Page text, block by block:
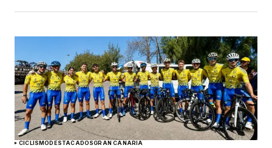
CICLISMODESTACADOSGRAN CANARIA